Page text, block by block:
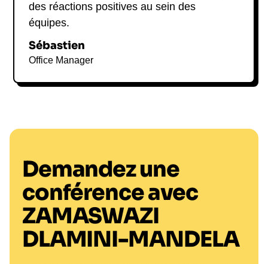
des réactions positives au sein des
équipes.
Sébastien
Office Manager
Demandez une
conférence avec
ZAMASWAZI
DLAMINI-MANDELA